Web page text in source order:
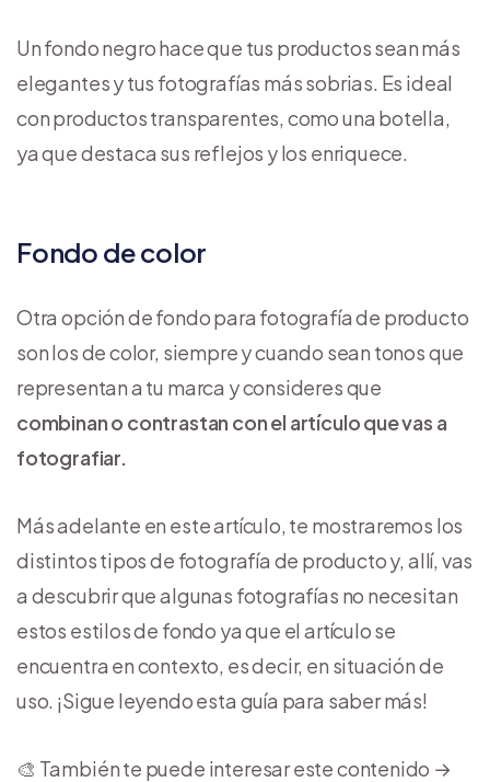
Un fondo negro hace que tus productos sean más
elegantes y tus fotografías más sobrias. Es ideal
con productos transparentes, como una botella,
ya que destaca sus reflejos y los enriquece.
Fondo de color
Otra opción de fondo para fotografía de producto
son los de color, siempre y cuando sean tonos que
representan a tu marca y consideres que
combinan o contrastan con el artículo que vas a
fotografiar.
Más adelante en este artículo, te mostraremos los
distintos tipos de fotografía de producto y, allí, vas
a descubrir que algunas fotografías no necesitan
estos estilos de fondo ya que el artículo se
encuentra en contexto, es decir, en situación de
uso. ¡Sigue leyendo esta guía para saber más!
🎨 También te puede interesar este contenido →